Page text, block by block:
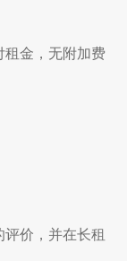
租金，无附加费
评价，并在长租